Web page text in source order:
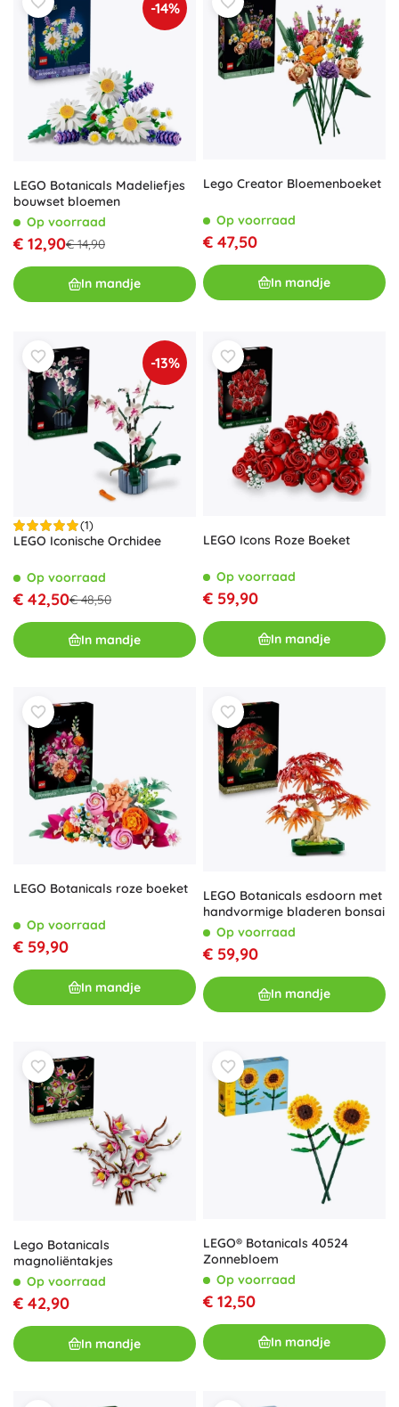
-14%
LEGO Botanicals Madeliefjes
bouwset bloemen
Op voorraad
€ 12,90€ 14,90
In mandje
Lego Creator Bloemenboeket
Op voorraad
€ 47,50
In mandje
-13%
(1)
LEGO Iconische Orchidee
Op voorraad
€ 42,50€ 48,50
In mandje
LEGO Icons Roze Boeket
Op voorraad
€ 59,90
In mandje
LEGO Botanicals roze boeket
Op voorraad
€ 59,90
In mandje
LEGO Botanicals esdoorn met
handvormige bladeren bonsai
Op voorraad
€ 59,90
In mandje
Lego Botanicals
magnoliëntakjes
Op voorraad
€ 42,90
In mandje
LEGO® Botanicals 40524
Zonnebloem
Op voorraad
€ 12,50
In mandje